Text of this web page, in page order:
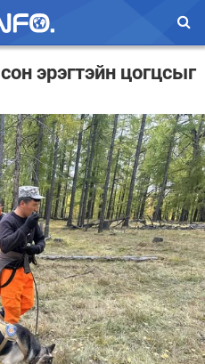
эрэгтэйн цогцсыг